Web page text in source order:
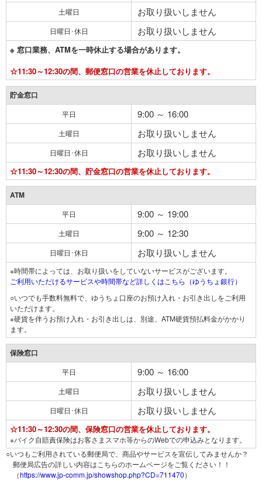
土曜日 お取り扱いしません
日曜日･休日 お取り扱いしません
※ 窓口業務、ATMを一時休止する場合があります。
☆11:30～12:30の間、郵便窓口の営業を休止しております。
貯金窓口
平日 9:00 ～ 16:00
土曜日 お取り扱いしません
日曜日･休日 お取り扱いしません
☆11:30～12:30の間、貯金窓口の営業を休止しております。
ATM
平日 9:00 ～ 19:00
土曜日 9:00 ～ 12:30
日曜日･休日 お取り扱いしません
※時間帯によっては、お取り扱いをしていないサービスがございます。
ご利用いただけるサービスや時間帯など詳しくはこちら（ゆうちょ銀行）
○いつでも手数料無料で、ゆうちょ口座のお預け入れ・お引き出しをご利用
いただけます。
※硬貨を伴うお預け入れ・お引き出しは、別途、ATM硬貨預払料金がかかり
ます。
保険窓口
平日 9:00 ～ 16:00
土曜日 お取り扱いしません
日曜日･休日 お取り扱いしません
☆11:30～12:30の間、保険窓口の営業を休止しております。
※バイク自賠責保険はお客さまスマホ等からのWebでの申込みとなります。
○いつもご利用されている郵便局で、商品やサービスを宣伝してみませんか？
郵便局広告の詳しい内容はこちらのホームページをご覧ください！！
（https://www.jp-comm.jp/showshop.php?CD=711470）